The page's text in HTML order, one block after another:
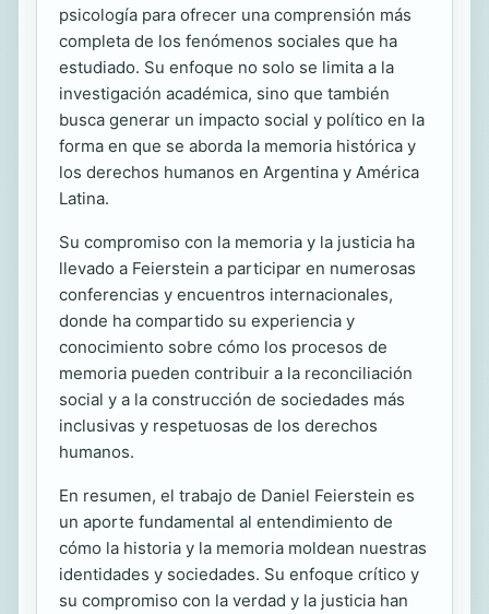
psicología para ofrecer una comprensión más
completa de los fenómenos sociales que ha
estudiado. Su enfoque no solo se limita a la
investigación académica, sino que también
busca generar un impacto social y político en la
forma en que se aborda la memoria histórica y
los derechos humanos en Argentina y América
Latina.
Su compromiso con la memoria y la justicia ha
llevado a Feierstein a participar en numerosas
conferencias y encuentros internacionales,
donde ha compartido su experiencia y
conocimiento sobre cómo los procesos de
memoria pueden contribuir a la reconciliación
social y a la construcción de sociedades más
inclusivas y respetuosas de los derechos
humanos.
En resumen, el trabajo de Daniel Feierstein es
un aporte fundamental al entendimiento de
cómo la historia y la memoria moldean nuestras
identidades y sociedades. Su enfoque crítico y
su compromiso con la verdad y la justicia han